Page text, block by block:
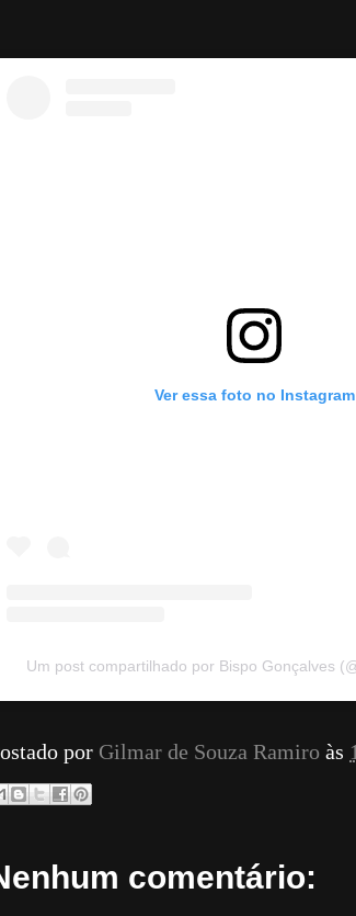
Ver essa foto no Instagram
Um post compartilhado por Bispo Gonçalves
por Gilmar de Souza Ramiro às
comentário: